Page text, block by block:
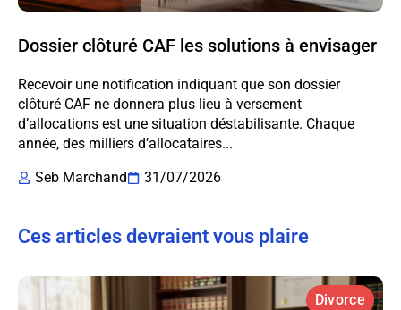
Dossier clôturé CAF les solutions à envisager
Recevoir une notification indiquant que son dossier
clôturé CAF ne donnera plus lieu à versement
d’allocations est une situation déstabilisante. Chaque
année, des milliers d’allocataires...
Seb Marchand
31/07/2026
Ces articles devraient vous plaire
Divorce